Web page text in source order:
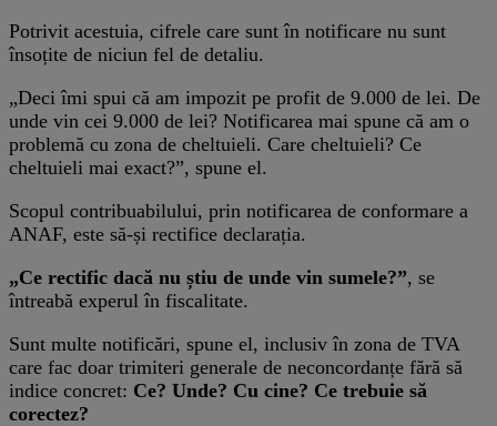
Potrivit acestuia, cifrele care sunt în notificare nu sunt
însoțite de niciun fel de detaliu.
„Deci îmi spui că am impozit pe profit de 9.000 de lei. De
unde vin cei 9.000 de lei? Notificarea mai spune că am o
problemă cu zona de cheltuieli. Care cheltuieli? Ce
cheltuieli mai exact?”, spune el.
Scopul contribuabilului, prin notificarea de conformare a
ANAF, este să-și rectifice declarația.
„Ce rectific dacă nu știu de unde vin sumele?”, se
întreabă experul în fiscalitate.
Sunt multe notificări, spune el, inclusiv în zona de TVA
care fac doar trimiteri generale de neconcordanțe fără să
indice concret: Ce? Unde? Cu cine? Ce trebuie să
corectez?